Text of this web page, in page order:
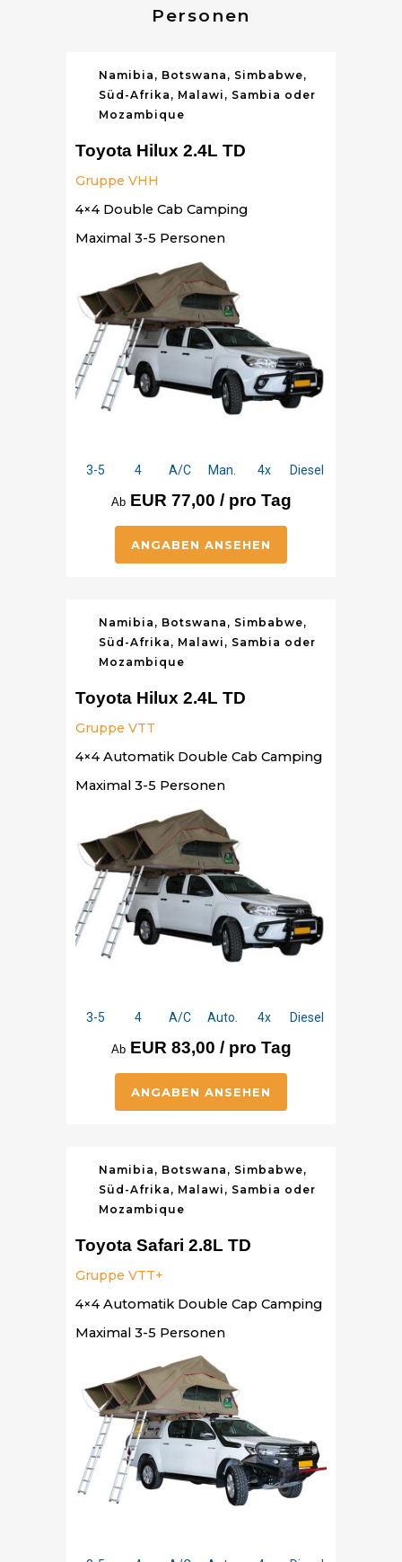
Personen
Namibia, Botswana, Simbabwe,
Süd-Afrika, Malawi, Sambia oder
Mozambique
Toyota Hilux 2.4L TD
Gruppe VHH
4×4 Double Cab Camping
Maximal 3-5 Personen
3-5 4 A/C Man. 4x Diesel
AbEUR 77,00 / pro Tag
ANGABEN ANSEHEN
Namibia, Botswana, Simbabwe,
Süd-Afrika, Malawi, Sambia oder
Mozambique
Toyota Hilux 2.4L TD
Gruppe VTT
4×4 Automatik Double Cab Camping
Maximal 3-5 Personen
3-5 4 A/C Auto. 4x Diesel
AbEUR 83,00 / pro Tag
ANGABEN ANSEHEN
Namibia, Botswana, Simbabwe,
Süd-Afrika, Malawi, Sambia oder
Mozambique
Toyota Safari 2.8L TD
Gruppe VTT+
4×4 Automatik Double Cap Camping
Maximal 3-5 Personen